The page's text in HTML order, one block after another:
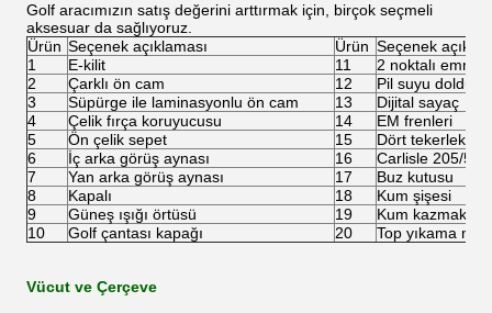
Golf aracımızın satış değerini arttırmak için, birçok seçmeli
aksesuar da sağlıyoruz.
Ürün Seçenek açıklaması Ürün Seçenek
1
E-kilit 11
2 noktalı
2
Çarklı ön cam 12
Pil suyu
3
Süpürge ile laminasyonlu ön cam 13
Dijital sayaç
4
Çelik fırça koruyucusu 14
EM frenleri
5
Ön çelik sepet 15
Dört tekerlekli
6
İç arka görüş aynası 16
Carlisle 205/50-
7
Yan arka görüş aynası 17
Buz kutusu
8
Kapalı 18
Kum şişesi
9
Güneş ışığı örtüsü 19
Kum kazmak
10
Golf çantası kapağı 20 Top yıkama
Vücut ve Çerçeve